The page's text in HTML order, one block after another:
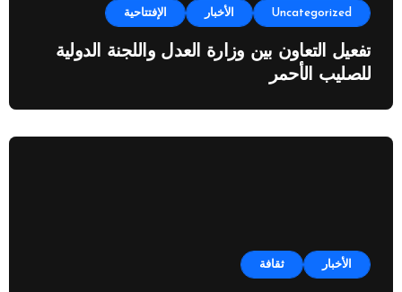
Uncategorized الأخبار الإفتتاحية
تفعيل التعاون بين وزارة العدل واللجنة الدولية
للصليب الأحمر
الأخبار ثقافة